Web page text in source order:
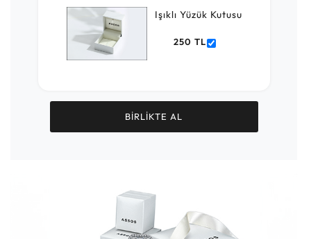
Işıklı Yüzük Kutusu
250 TL
BİRLİKTE AL